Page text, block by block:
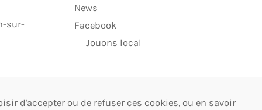
sur-
News
Facebook
Jouons local
d'accepter ou de refuser ces cookies, ou en savoir